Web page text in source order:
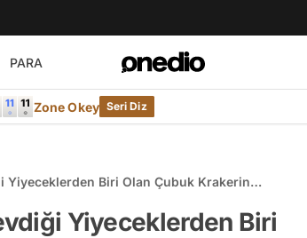
PARA
Zone Okey Seri Diz
Yiyeceklerden Biri Olan Çubuk Krakerin
Yiyeceklerden Biri